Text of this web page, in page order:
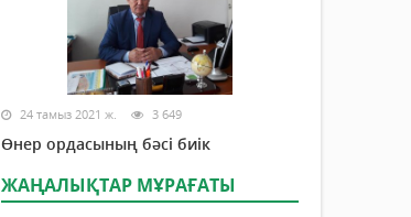
24 тамыз 2021 ж. 3 649
Өнер ордасының бәсі биік
ЖАҢАЛЫҚТАР МҰРАҒАТЫ